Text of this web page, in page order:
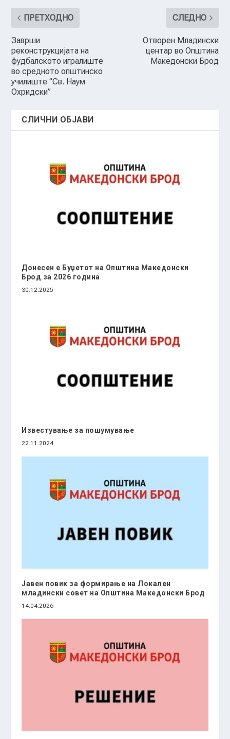
ПРЕТХОДНО
Заврши
реконструкцијата на
фудбалското игралиште
во средното општинско
училиште “Св. Наум
Охридски”
СЛЕДНО
Отворен Младински
центар во Општина
Македонски Брод
СЛИЧНИ ОБЈАВИ
Донесен е Буџетот на Општина Македонски
Брод за 2026 година
30.12.2025
Известување за пошумување
22.11.2024
Јавен повик за формирање на Локален
младински совет на Општина Македонски Брод
14.04.2026